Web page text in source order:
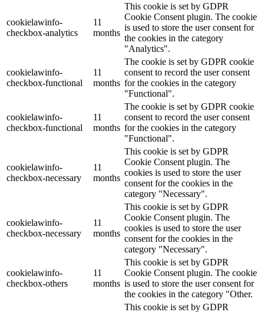
cookielawinfo-
checkbox-analytics
11
months
This cookie is set by GDPR
Cookie Consent plugin. The cookie
is used to store the user consent for
the cookies in the category
"Analytics".
cookielawinfo-
checkbox-functional
11
months
The cookie is set by GDPR cookie
consent to record the user consent
for the cookies in the category
"Functional".
cookielawinfo-
checkbox-functional
11
months
The cookie is set by GDPR cookie
consent to record the user consent
for the cookies in the category
"Functional".
cookielawinfo-
checkbox-necessary
11
months
This cookie is set by GDPR
Cookie Consent plugin. The
cookies is used to store the user
consent for the cookies in the
category "Necessary".
cookielawinfo-
checkbox-necessary
11
months
This cookie is set by GDPR
Cookie Consent plugin. The
cookies is used to store the user
consent for the cookies in the
category "Necessary".
cookielawinfo-
checkbox-others
11
months
This cookie is set by GDPR
Cookie Consent plugin. The cookie
is used to store the user consent for
the cookies in the category "Other.
This cookie is set by GDPR